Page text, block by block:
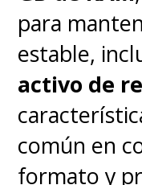
para
estable,
activo de
común en
formato y